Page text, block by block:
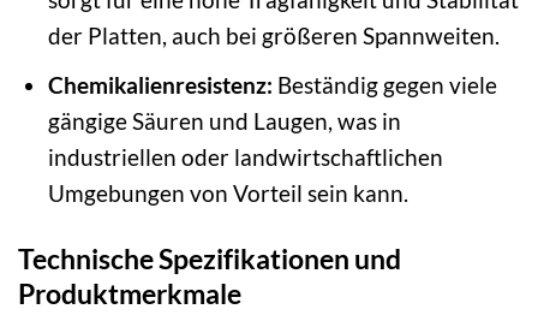
der Platten, auch bei größeren Spannweiten.
Chemikalienresistenz: Beständig gegen viele
gängige Säuren und Laugen, was in
industriellen oder landwirtschaftlichen
Umgebungen von Vorteil sein kann.
Technische Spezifikationen und
Produktmerkmale